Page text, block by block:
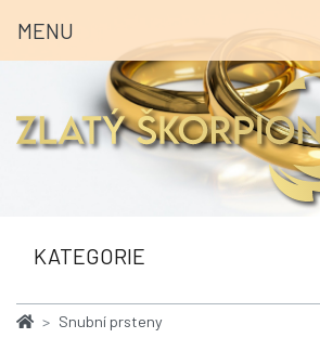
MENU
KATEGORIE
Snubní prsteny